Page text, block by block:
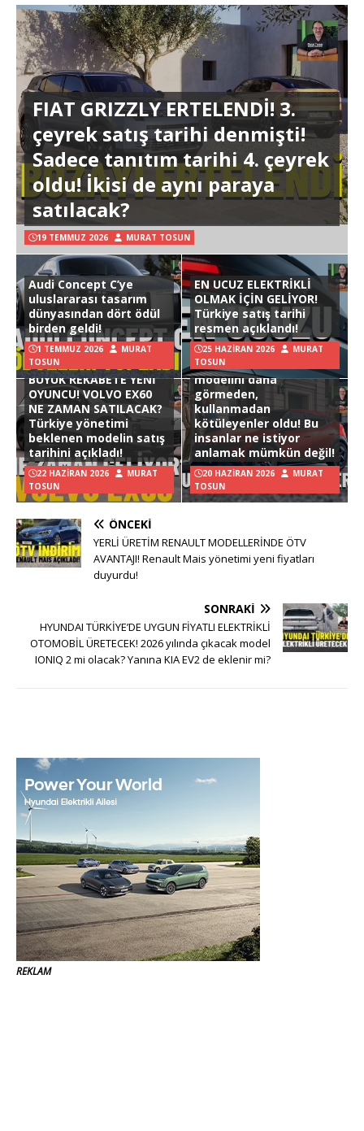
FIAT GRIZZLY ERTELENDİ! 3.
çeyrek satış tarihi denmişti!
Sadece tanıtım tarihi 4. çeyrek
oldu! İkisi de aynı paraya
satılacak?
19 TEMMUZ 2026 MURAT TOSUN
Audi Concept C’ye
uluslararası tasarım
dünyasından dört ödül
birden geldi!
1 TEMMUZ 2026
MURAT
TOSUN
EN UCUZ ELEKTRİKLİ
OLMAK İÇİN GELİYOR!
Türkiye satış tarihi
resmen açıklandı!
25 HAZIRAN 2026
MURAT
TOSUN
BÜYÜK REKABETE YENİ
OYUNCU! VOLVO EX60
NE ZAMAN SATILACAK?
Türkiye yönetimi
beklenen modelin satış
tarihini açıkladı!
22 HAZIRAN 2026
MURAT
TOSUN
Hyundai Ioniq 3
modelini daha
görmeden,
kullanmadan
kötüleyenler oldu! Bu
insanlar ne istiyor
anlamak mümkün değil!
20 HAZIRAN 2026
MURAT
TOSUN
ÖNCEKI
YERLİ ÜRETİM RENAULT MODELLERİNDE ÖTV
AVANTAJI! Renault Mais yönetimi yeni fiyatları
duyurdu!
SONRAKI
HYUNDAI TÜRKİYE’DE UYGUN FİYATLI ELEKTRİKLİ
OTOMOBİL ÜRETECEK! 2026 yılında çıkacak model
IONIQ 2 mi olacak? Yanına KIA EV2 de eklenir mi?
REKLAM